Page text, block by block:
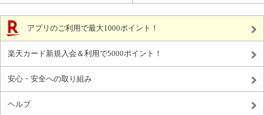
アプリのご利用で最大1000ポイント！
楽天カード新規入会＆利用で5000ポイント！
安心・安全への取り組み
ヘルプ